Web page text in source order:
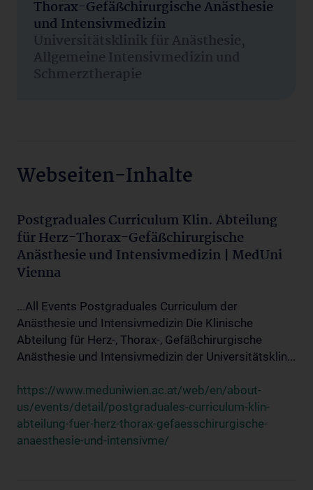
Thorax-Gefäßchirurgische Anästhesie
und Intensivmedizin
Universitätsklinik für Anästhesie,
Allgemeine Intensivmedizin und
Schmerztherapie
Webseiten-Inhalte
Postgraduales Curriculum Klin. Abteilung
für Herz-Thorax-Gefäßchirurgische
Anästhesie und Intensivmedizin | MedUni
Vienna
...All Events Postgraduales Curriculum der
Anästhesie und Intensivmedizin Die Klinische
Abteilung für Herz-, Thorax-, Gefäßchirurgische
Anästhesie und Intensivmedizin der Universitätsklin...
https://www.meduniwien.ac.at/web/en/about-
us/events/detail/postgraduales-curriculum-klin-
abteilung-fuer-herz-thorax-gefaesschirurgische-
anaesthesie-und-intensivme/